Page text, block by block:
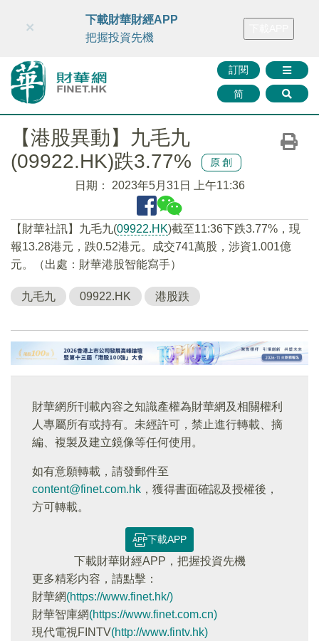
財華智庫網 FINTV FINMETA 財華證券 媒體矩陣
訂閱
简
×
下載財華財經APP
把握投資先機
【港股異動】九毛九
(09922.HK)跌3.77%
原創
日期： 2023年5月31日 上午11:36
【財華社訊】九毛九(09922.HK)截至11:36下跌3.77%，現
報13.28港元，跌0.52港元。成交741萬股，涉資1.001億
元。（出處：財華港股智能寫手）
九毛九 09922.HK 港股跌
財華網所刊載內容之知識產權為財華網及相關權利
人專屬所有或持有。未經許可，禁止進行轉載、摘
編、複製及建立鏡像等任何使用。
如有意願轉載，請發郵件至
content@finet.com.hk ，獲得書面確認及授權後，
方可轉載。
下載APP
下載財華財經APP，把握投資先機
更多精彩内容，請點擊：
財華網(https://www.finet.hk/)
財華智庫網(https://www.finet.com.cn)
現代電視FINTV(http://www.fintv.hk)